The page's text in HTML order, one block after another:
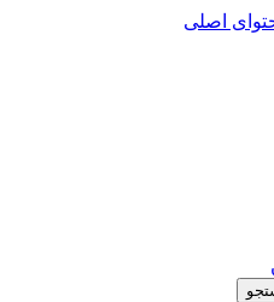
اصلی